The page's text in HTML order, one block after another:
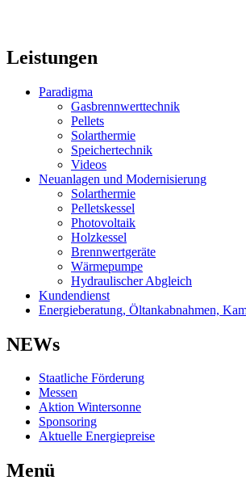
Leistungen
Paradigma
Gasbrennwerttechnik
Pellets
Solarthermie
Speichertechnik
Videos
Neuanlagen und Modernisierung
Solarthermie
Pelletskessel
Photovoltaik
Holzkessel
Brennwertgeräte
Wärmepumpe
Hydraulischer Abgleich
Kundendienst
Energieberatung, Öltankabnahmen,
NEWs
Staatliche Förderung
Messen
Aktion Wintersonne
Sponsoring
Aktuelle Energiepreise
Menü